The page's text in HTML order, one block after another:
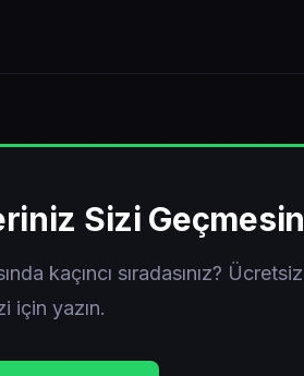
Sizi Geçmesin
kaçıncı sıradasınız? Ücretsiz
için yazın.